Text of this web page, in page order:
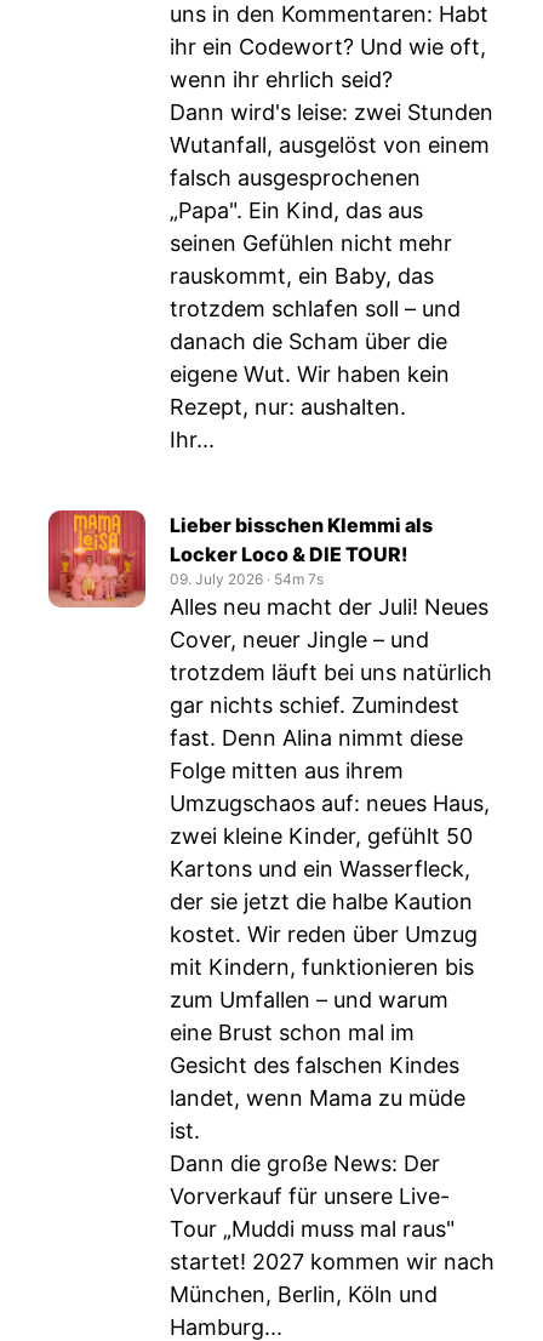
uns in den Kommentaren: Habt
ihr ein Codewort? Und wie oft,
wenn ihr ehrlich seid?
Dann wird's leise: zwei Stunden
Wutanfall, ausgelöst von einem
falsch ausgesprochenen
„Papa". Ein Kind, das aus
seinen Gefühlen nicht mehr
rauskommt, ein Baby, das
trotzdem schlafen soll – und
danach die Scham über die
eigene Wut. Wir haben kein
Rezept, nur: aushalten.
Ihr...
Lieber bisschen Klemmi als
Locker Loco & DIE TOUR!
09. July 2026 ‧ 54m 7s
Alles neu macht der Juli! Neues
Cover, neuer Jingle – und
trotzdem läuft bei uns natürlich
gar nichts schief. Zumindest
fast. Denn Alina nimmt diese
Folge mitten aus ihrem
Umzugschaos auf: neues Haus,
zwei kleine Kinder, gefühlt 50
Kartons und ein Wasserfleck,
der sie jetzt die halbe Kaution
kostet. Wir reden über Umzug
mit Kindern, funktionieren bis
zum Umfallen – und warum
eine Brust schon mal im
Gesicht des falschen Kindes
landet, wenn Mama zu müde
ist.
Dann die große News: Der
Vorverkauf für unsere Live-
Tour „Muddi muss mal raus"
startet! 2027 kommen wir nach
München, Berlin, Köln und
Hamburg...